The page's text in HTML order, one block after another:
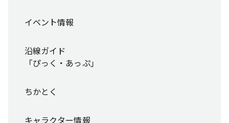
イベント情報
沿線ガイド
「ぴっく・あっぷ」
ちかとく
キャラクター情報